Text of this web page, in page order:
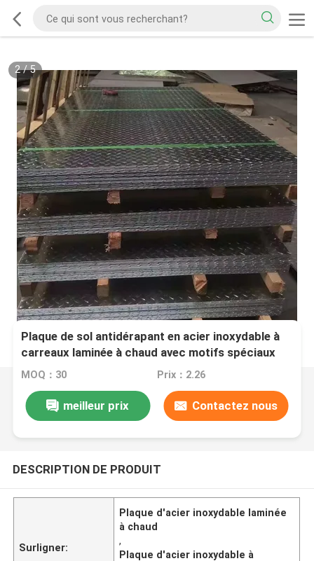
2/5
Plaque de sol antidérapant en acier inoxydable à
carreaux laminée à chaud avec motifs spéciaux
MOQ：30 Prix：2.26
meilleur prix Contactez nous
DESCRIPTION DE PRODUIT
Surligner:
Plaque d'acier inoxydable laminée
à chaud
,
Plaque d'acier inoxydable à